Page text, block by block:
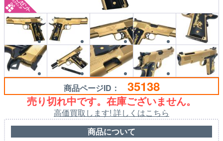
商品ページID： 35138
売り切れ中です。在庫ございません。
高価買取します! 詳しくはこちら
商品について